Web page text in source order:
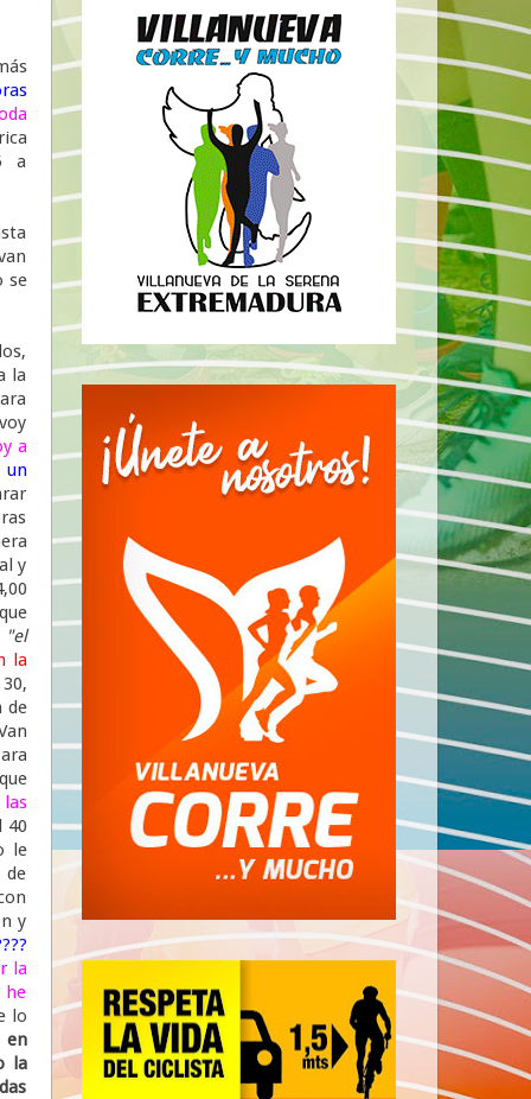
a
se
la
a
un
y
"el
la
de
40
le
y
la
he
lo
en
la